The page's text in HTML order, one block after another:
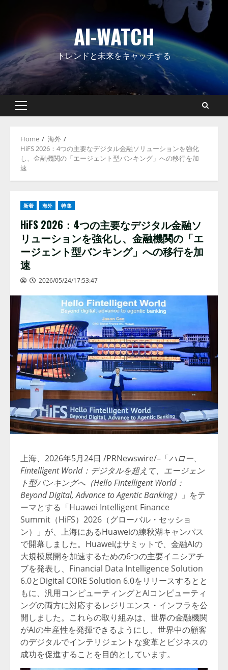
AI-WATCH
トレンドと未来をキャッチする
Primary
Home
海外
HiFS 2026：4つの主要なデジタル金融ソリューションを強化
し、金融機関の「エージェント型バンキング」への移行を加
速
新着 海外 特集
HiFS 2026：4つの主要なデジタル金融ソ
リューションを強化し、金融機関の「エ
ージェント型バンキング」への移行を加
速
2026/05/24/17:53:47
上海、2026年5月24日 /PRNewswire/–「ハロー、
Fintelligent World：デジタルを超えて、エージェン
ト型バンキングへ（Hello Fintelligent World：
Beyond Digital, Advance to Agentic Banking）
」をテ
ーマとする「Huawei Intelligent Finance
Summit（HiFS）2026（グローバル・セッショ
ン）」が、上海にあるHuaweiの練秋湖キャンパス
で開幕しました。Huaweiはサミットで、金融AIの
大規模展開を加速するための6つの主要イニシアチ
ブを発表し、Financial Data Intelligence Solution
6.0とDigital CORE Solution 6.0をリリースするとと
もに、汎用コンピューティングとAIコンピューティ
ングの両方に対応するレジリエンス・インフラを公
開しました。これらの取り組みは、世界の金融機関
がAIの生産性を発揮できるようにし、世界中の顧客
のデジタルでインテリジェントな変革とビジネスの
成功を促進することを目的としています。